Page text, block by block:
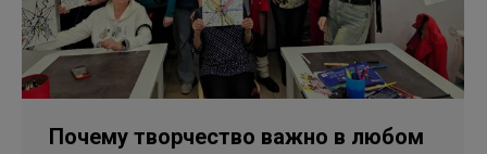
Почему творчество важно в любом